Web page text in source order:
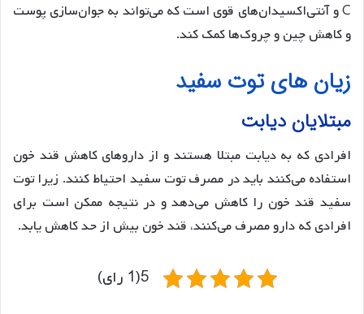
C و آنتی‌اکسیدان‌های قوی است که می‌تواند به جوان‌سازی پوست
و کاهش چین و چروک‌ها کمک کند.
زیان های توت سفید
مبتلایان دیابت
افرادی که به دیابت مبتلا هستند و از داروهای کاهش قند خون
استفاده می‌کنند باید در مصرف توت سفید احتیاط کنند. زیرا توت
سفید قند خون را کاهش می‌دهد و در نتیجه ممکن است برای
افرادی که دارو مصرف می‌کنند، قند خون بیش از حد کاهش یابد.
5(1 رای)